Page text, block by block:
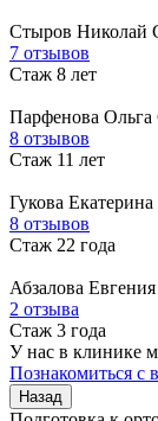
Стыров Николай
7 отзывов
Стаж 8 лет
Парфенова Ольга
8 отзывов
Стаж 11 лет
Гукова Екатерина
8 отзывов
Стаж 22 года
Абзалова
2 отзыва
Стаж 3 года
У нас в клинике
Познакомиться с
Назад